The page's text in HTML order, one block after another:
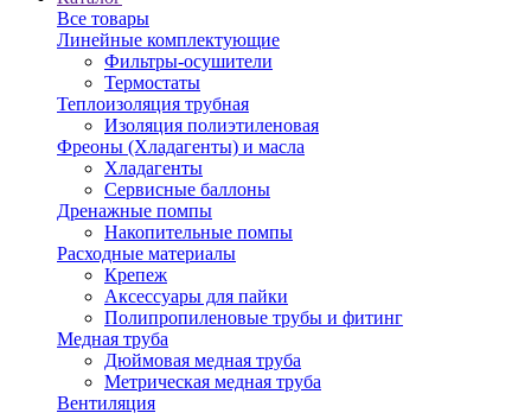
Все товары
Линейные комплектующие
Фильтры-осушители
Термостаты
Теплоизоляция трубная
Изоляция полиэтиленовая
Фреоны (Хладагенты) и масла
Хладагенты
Сервисные баллоны
Дренажные помпы
Накопительные помпы
Расходные материалы
Крепеж
Аксессуары для пайки
Полипропиленовые трубы и фитинг
Медная труба
Дюймовая медная труба
Метрическая медная труба
Вентиляция